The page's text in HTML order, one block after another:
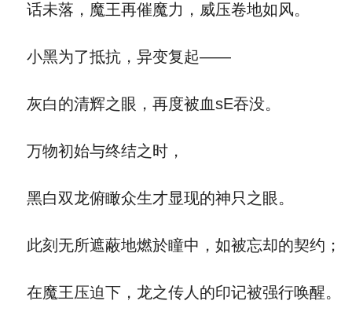
话未落，魔王再催魔力，威压卷地如风。
小黑为了抵抗，异变复起——
灰白的清辉之眼，再度被血sE吞没。
万物初始与终结之时，
黑白双龙俯瞰众生才显现的神只之眼。
此刻无所遮蔽地燃於瞳中，如被忘却的契约；
在魔王压迫下，龙之传人的印记被强行唤醒。